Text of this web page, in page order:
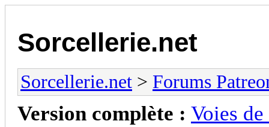
Sorcellerie.net
Sorcellerie.net > Forums
Version complète : Voies